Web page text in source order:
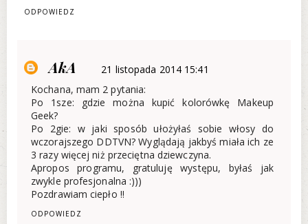
ODPOWIEDZ
AkA
21 listopada 2014 15:41
Kochana, mam 2 pytania:
Po 1sze: gdzie można kupić kolorówkę Makeup
Geek?
Po 2gie: w jaki sposób ułożyłaś sobie włosy do
wczorajszego DDTVN? Wyglądają jakbyś miała ich ze
3 razy więcej niż przeciętna dziewczyna.
Apropos programu, gratuluję występu, byłaś jak
zwykle profesjonalna :)))
Pozdrawiam ciepło !!
ODPOWIEDZ